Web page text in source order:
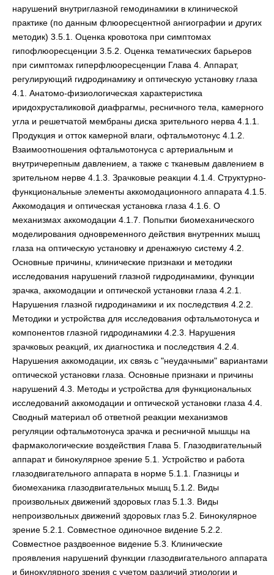
нарушений внутриглазной гемодинамики в клинической
практике (по данным флюоресцентной ангиографии и других
методик) 3.5.1. Оценка кровотока при симптомах
гипофлюоресценции 3.5.2. Оценка тематических барьеров
при симптомах гиперфлюоресценции Глава 4. Аппарат,
регулирующий гидродинамику и оптическую установку глаза
4.1. Анатомо-физиологическая характеристика
иридохрусталиковой диафрагмы, ресничного тела, камерного
угла и решетчатой мембраны диска зрительного нерва 4.1.1.
Продукция и отток камерной влаги, офтальмотонус 4.1.2.
Взаимоотношения офтальмотонуса с артериальным и
внутричерепным давлением, а также с тканевым давлением в
зрительном нерве 4.1.3. Зрачковые реакции 4.1.4. Структурно-
функциональные элементы аккомодационного аппарата 4.1.5.
Аккомодация и оптическая установка глаза 4.1.6. О
механизмах аккомодации 4.1.7. Попытки биомеханического
моделирования одновременного действия внутренних мышц
глаза на оптическую установку и дренажную систему 4.2.
Основные причины, клинические признаки и методики
исследования нарушений глазной гидродинамики, функции
зрачка, аккомодации и оптической установки глаза 4.2.1.
Нарушения глазной гидродинамики и их последствия 4.2.2.
Методики и устройства для исследования офтальмотонуса и
компонентов глазной гидродинамики 4.2.3. Нарушения
зрачковых реакций, их диагностика и последствия 4.2.4.
Нарушения аккомодации, их связь с "неудачными" вариантами
оптической установки глаза. Основные признаки и причины
нарушений 4.3. Методы и устройства для функциональных
исследований аккомодации и оптической установки глаза 4.4.
Сводный материал об ответной реакции механизмов
регуляции офтальмотонуса зрачка и ресничной мышцы на
фармакологические воздействия Глава 5. Глазодвигательный
аппарат и бинокулярное зрение 5.1. Устройство и работа
глазодвигательного аппарата в норме 5.1.1. Глазницы и
биомеханика глазодвигательных мышц 5.1.2. Виды
произвольных движений здоровых глаз 5.1.3. Виды
непроизвольных движений здоровых глаз 5.2. Бинокулярное
зрение 5.2.1. Совместное одиночное видение 5.2.2.
Совместное раздвоенное видение 5.3. Клинические
проявления нарушений функции глазодвигательного аппарата
и бинокулярного зрения с учетом различий этиологии и